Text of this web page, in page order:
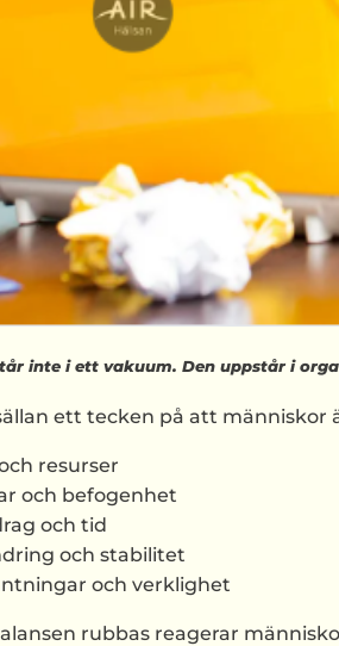
inte i ett vakuum. Den uppstår i
ett tecken på att människor
resurser
och befogenhet
och tid
och stabilitet
och verklighet
rubbas reagerar